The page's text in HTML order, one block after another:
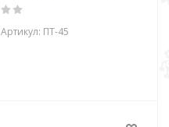
Артикул: ПТ-45